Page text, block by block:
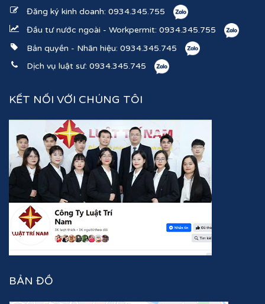
Đăng ký kinh doanh: 0934.345.755
Đầu tư nước ngoài - Workpermit: 0934.345.755
Bản quyền - Nhãn hiệu: 0934.345.745
Dịch vụ luật sư: 0934.345.745
KẾT NỐI VỚI CHÚNG TÔI
BẢN ĐỒ